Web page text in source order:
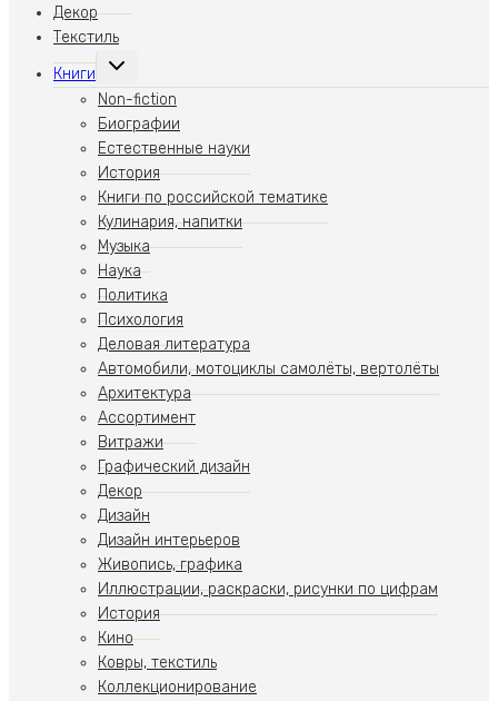
Декор
Текстиль
Книги
Переключить
меню
Non-fiction
Биографии
Естественные науки
История
Книги по российской тематике
Кулинария, напитки
Музыка
Наука
Политика
Психология
Деловая литература
Автомобили, мотоциклы самолёты, вертолёты
Архитектура
Ассортимент
Витражи
Графический дизайн
Декор
Дизайн
Дизайн интерьеров
Живопись, графика
Иллюстрации, раскраски, рисунки по цифрам
История
Кино
Ковры, текстиль
Коллекционирование